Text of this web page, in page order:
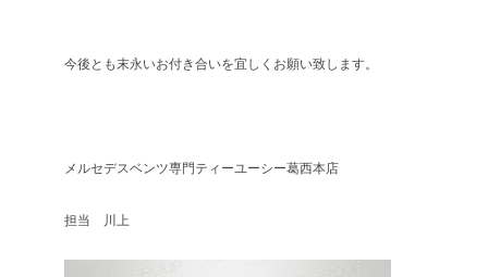
今後とも末永いお付き合いを宜しくお願い致します。
メルセデスベンツ専門ティーユーシー葛西本店
担当 川上